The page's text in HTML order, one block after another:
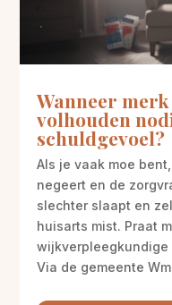
Wanneer
volhouden
schuldgevoel?
Als je vaak moe
negeert en de
slechter slaapt en
huisarts mist. Praat
wijkverpleegkundige
Via de gemeente